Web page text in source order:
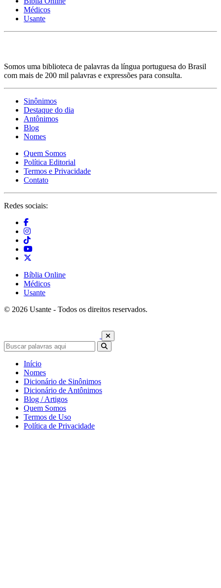
Médicos
Usante
Somos uma biblioteca de palavras da língua portuguesa do Brasil
com mais de 200 mil palavras e expressões para consulta.
Sinônimos
Destaque do dia
Antônimos
Blog
Nomes
Quem Somos
Política Editorial
Termos e Privacidade
Contato
Redes sociais:
Bíblia Online
Médicos
Usante
© 2026 Usante - Todos os direitos reservados.
Início
Nomes
Dicionário de Sinônimos
Dicionário de Antônimos
Blog / Artigos
Quem Somos
Termos de Uso
Política de Privacidade